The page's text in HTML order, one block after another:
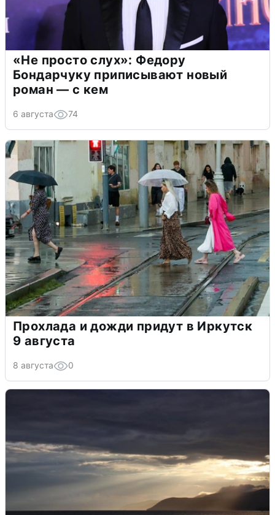
«Не просто слух»: Федору
Бондарчуку приписывают новый
роман — с кем
6 августа 74
Прохлада и дожди придут в Иркутск
9 августа
8 августа 0